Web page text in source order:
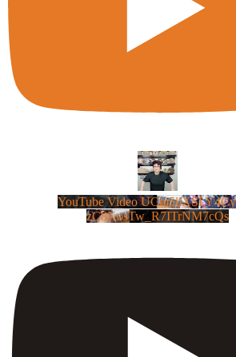
YouTube Video
zC8XosTw_R7ITrNM7cQs